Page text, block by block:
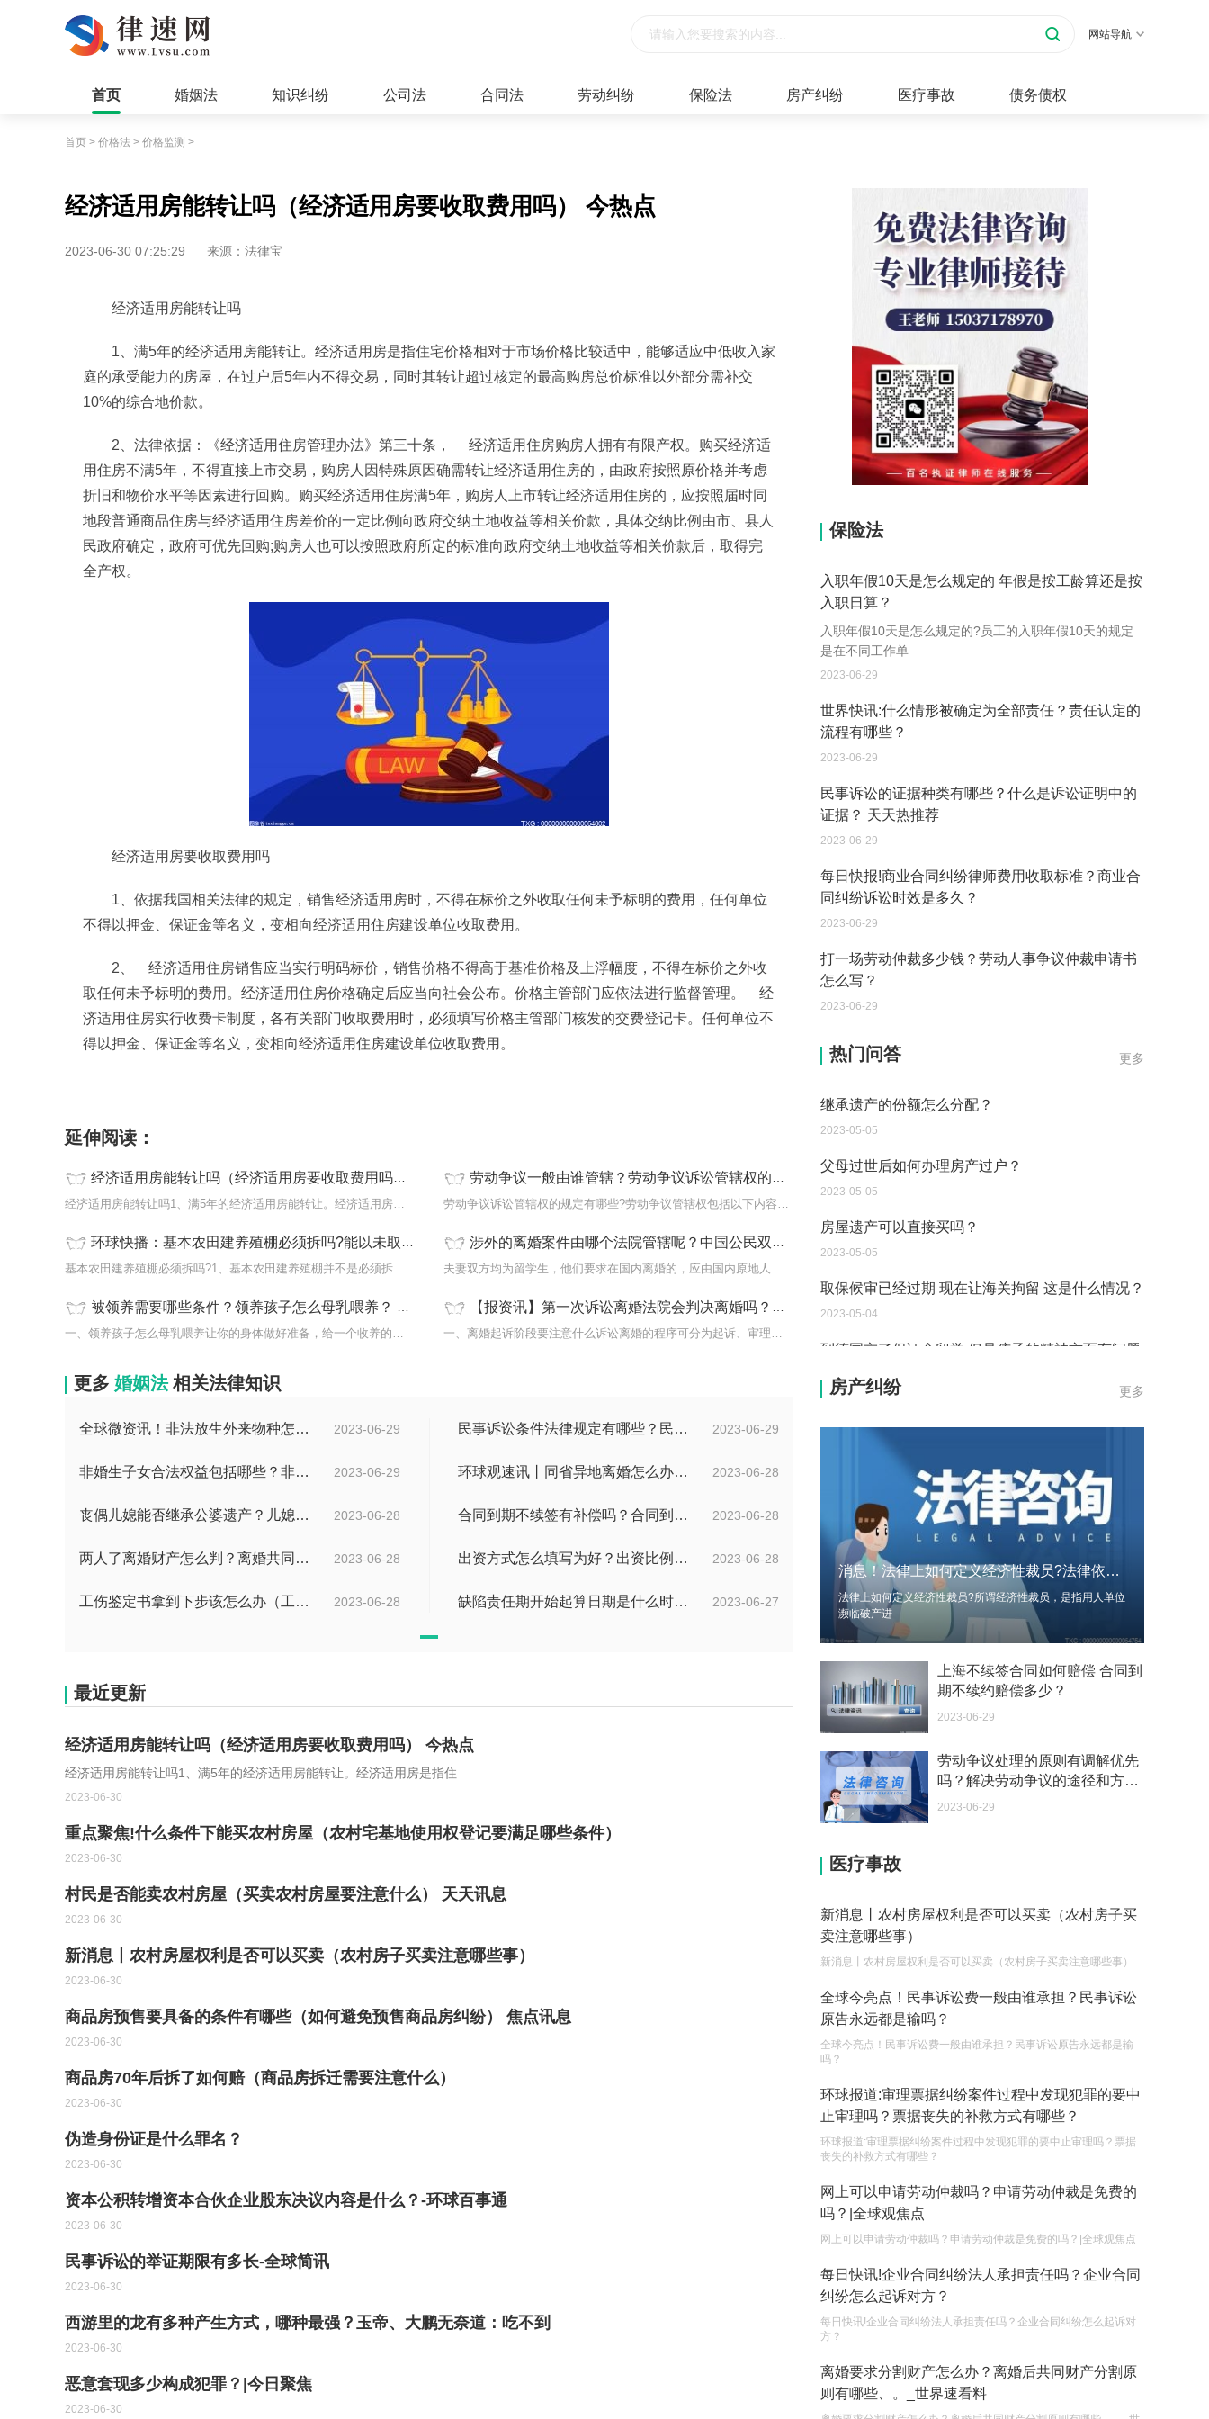
网站导航
首页 婚姻法 知识纠纷 公司法 合同法 劳动纠纷 保险法 房产纠纷 医疗事故 债务债权
首页 > 价格法 > 价格监测 >
经济适用房能转让吗（经济适用房要收取费用吗） 今热点
2023-06-30 07:25:29 来源：法律宝
经济适用房能转让吗
1、满5年的经济适用房能转让。经济适用房是指住宅价格相对于市场价格比较适中，能够适应中低收入家
庭的承受能力的房屋，在过户后5年内不得交易，同时其转让超过核定的最高购房总价标准以外部分需补交
10%的综合地价款。
2、法律依据：《经济适用住房管理办法》第三十条， 经济适用住房购房人拥有有限产权。购买经济适
用住房不满5年，不得直接上市交易，购房人因特殊原因确需转让经济适用住房的，由政府按照原价格并考虑
折旧和物价水平等因素进行回购。购买经济适用住房满5年，购房人上市转让经济适用住房的，应按照届时同
地段普通商品住房与经济适用住房差价的一定比例向政府交纳土地收益等相关价款，具体交纳比例由市、县人
民政府确定，政府可优先回购;购房人也可以按照政府所定的标准向政府交纳土地收益等相关价款后，取得完
全产权。
经济适用房要收取费用吗
1、依据我国相关法律的规定，销售经济适用房时，不得在标价之外收取任何未予标明的费用，任何单位
不得以押金、保证金等名义，变相向经济适用住房建设单位收取费用。
2、 经济适用住房销售应当实行明码标价，销售价格不得高于基准价格及上浮幅度，不得在标价之外收
取任何未予标明的费用。经济适用住房价格确定后应当向社会公布。价格主管部门应依法进行监督管理。 经
济适用住房实行收费卡制度，各有关部门收取费用时，必须填写价格主管部门核发的交费登记卡。任何单位不
得以押金、保证金等名义，变相向经济适用住房建设单位收取费用。
延伸阅读：
经济适用房能转让吗（经济适用房要收取费用吗） 今热点
经济适用房能转让吗1、满5年的经济适用房能转让。经济适用房是指住
劳动争议一般由谁管辖？劳动争议诉讼管辖权的规定有哪些？
劳动争议诉讼管辖权的规定有哪些?劳动争议管辖权包括以下内容：劳动
环球快播：基本农田建养殖棚必须拆吗?能以未取得乡村建设规划许可证为由认定养殖场为违章建筑吗?
基本农田建养殖棚必须拆吗?1、基本农田建养殖棚并不是必须拆，可以
涉外的离婚案件由哪个法院管辖呢？中国公民双方在国外但未定居如何办理离婚证？_每日简讯
夫妻双方均为留学生，他们要求在国内离婚的，应由国内原地人民法院
被领养需要哪些条件？领养孩子怎么母乳喂养？ 环球热文
一、领养孩子怎么母乳喂养让你的身体做好准备，给一个收养的孩子进
【报资讯】第一次诉讼离婚法院会判决离婚吗？离婚审理阶段要注意的问题有哪些？
一、离婚起诉阶段要注意什么诉讼离婚的程序可分为起诉、审理、判决
更多 婚姻法 相关法律知识
2023-06-29
全球微资讯！非法放生外来物种怎么判？放生归哪个部门管？ 2023-06-29
民事诉讼条件法律规定有哪些？民事起诉的流程的是怎样的？
2023-06-29
非婚生子女合法权益包括哪些？非婚生子女继承财产的条件是什么？ 全球热点评 2023-06-28
环球观速讯丨同省异地离婚怎么办理？夫妻异地离婚须准备哪些资料？
2023-06-28
丧偶儿媳能否继承公婆遗产？儿媳有没有赡养老人的义务？ 2023-06-28
合同到期不续签有补偿吗？合同到期未提前30天通知怎么赔偿？ 当前速看
2023-06-28
两人了离婚财产怎么判？离婚共同财产有哪些？_焦点快报 2023-06-28
出资方式怎么填写为好？出资比例怎么填写？
2023-06-28
工伤鉴定书拿到下步该怎么办（工伤鉴定后要是对伤残等级结论不服怎么办） 2023-06-27
缺陷责任期开始起算日期是什么时候？缺陷责任终止证书签发的必要条件是什么？
最近更新
经济适用房能转让吗（经济适用房要收取费用吗） 今热点
经济适用房能转让吗1、满5年的经济适用房能转让。经济适用房是指住
2023-06-30
重点聚焦!什么条件下能买农村房屋（农村宅基地使用权登记要满足哪些条件）
2023-06-30
村民是否能卖农村房屋（买卖农村房屋要注意什么） 天天讯息
2023-06-30
新消息丨农村房屋权利是否可以买卖（农村房子买卖注意哪些事）
2023-06-30
商品房预售要具备的条件有哪些（如何避免预售商品房纠纷） 焦点讯息
2023-06-30
商品房70年后拆了如何赔（商品房拆迁需要注意什么）
2023-06-30
伪造身份证是什么罪名？
2023-06-30
资本公积转增资本合伙企业股东决议内容是什么？-环球百事通
2023-06-30
民事诉讼的举证期限有多长-全球简讯
2023-06-30
西游里的龙有多种产生方式，哪种最强？玉帝、大鹏无奈道：吃不到
2023-06-30
恶意套现多少构成犯罪？|今日聚焦
2023-06-30
保险法
入职年假10天是怎么规定的 年假是按工龄算还是按
入职日算？
入职年假10天是怎么规定的?员工的入职年假10天的规定
是在不同工作单
2023-06-29
世界快讯:什么情形被确定为全部责任？责任认定的
流程有哪些？
2023-06-29
民事诉讼的证据种类有哪些？什么是诉讼证明中的
证据？ 天天热推荐
2023-06-29
每日快报!商业合同纠纷律师费用收取标准？商业合
同纠纷诉讼时效是多久？
2023-06-29
打一场劳动仲裁多少钱？劳动人事争议仲裁申请书
怎么写？
2023-06-29
更多
热门问答
遗产继承必须要公证吗？
继承遗产的份额怎么分配？
2023-05-05
父母过世后如何办理房产过户？
2023-05-05
房屋遗产可以直接买吗？
2023-05-05
取保候审已经过期 现在让海关拘留 这是什么情况？
2023-05-04
到德国交了保证金留学 但是孩子的精神方面有问题
2023-05-04
我想问一下申请护照需要带什么证件？
您好：请问从国外进口的费钢税率是多少？非常感
2023-05-04
外国旅游签证可以在中国大使馆登记结婚吗？
2023-05-04
我可以在苏州申请护照吗？我所在的地方是云南
2023-05-04
你好 我想问一下外国人来这里工作没有护照该怎么
办？
如何续签居住证 我的1月7日到期
2023-05-04
关报案？
你好 我需要申请去美国结婚的签证 过程是什么？
代理权的产生原因是什么？当我国没有外贸经营权
的企业委托外贸公司进出口贸易时，相关当事人的
权利和责任是什么？
单纯的遗产赠要缴税吗？
2023-05-05
更多
房产纠纷
消息！法律上如何定义经济性裁员?法律依据是什么?
法律上如何定义经济性裁员?所谓经济性裁员，是指用人单位
濒临破产进
上海不续签合同如何赔偿 合同到
期不续约赔偿多少？
2023-06-29
劳动争议处理的原则有调解优先
吗？解决劳动争议的途径和方法
有哪些？-每日速看
2023-06-29
医疗事故
新消息丨农村房屋权利是否可以买卖（农村房子买
卖注意哪些事）
新消息丨农村房屋权利是否可以买卖（农村房子买卖注意哪些事）
全球今亮点！民事诉讼费一般由谁承担？民事诉讼
原告永远都是输吗？
全球今亮点！民事诉讼费一般由谁承担？民事诉讼原告永远都是输
吗？
环球报道:审理票据纠纷案件过程中发现犯罪的要中
止审理吗？票据丧失的补救方式有哪些？
环球报道:审理票据纠纷案件过程中发现犯罪的要中止审理吗？票据
丧失的补救方式有哪些？
网上可以申请劳动仲裁吗？申请劳动仲裁是免费的
吗？|全球观焦点
网上可以申请劳动仲裁吗？申请劳动仲裁是免费的吗？|全球观焦点
每日快讯!企业合同纠纷法人承担责任吗？企业合同
纠纷怎么起诉对方？
每日快讯!企业合同纠纷法人承担责任吗？企业合同纠纷怎么起诉对
方？
离婚要求分割财产怎么办？离婚后共同财产分割原
则有哪些、。_世界速看料